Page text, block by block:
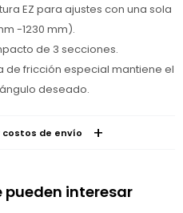
EZ para ajustes con una sola
-1230 mm).
de 3 secciones.
de fricción especial mantiene el
deseado.
costos de envío
pueden interesar